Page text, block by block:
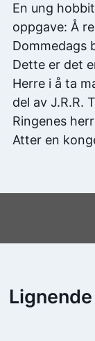
En ung
oppgave: Å
Dommedags
Dette er det
Herre i å ta
del av J.R.R.
Ringenes
Atter en